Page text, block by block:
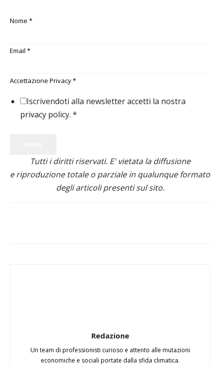
Nome *
Email *
Accettazione Privacy*
Iscrivendoti alla newsletter accetti la nostra
privacy policy. *
Tutti i diritti riservati. E' vietata la diffusione
e riproduzione totale o parziale in qualunque formato
degli articoli presenti sul sito.
Redazione
Un team di professionisti curioso e attento alle mutazioni
economiche e sociali portate dalla sfida climatica.